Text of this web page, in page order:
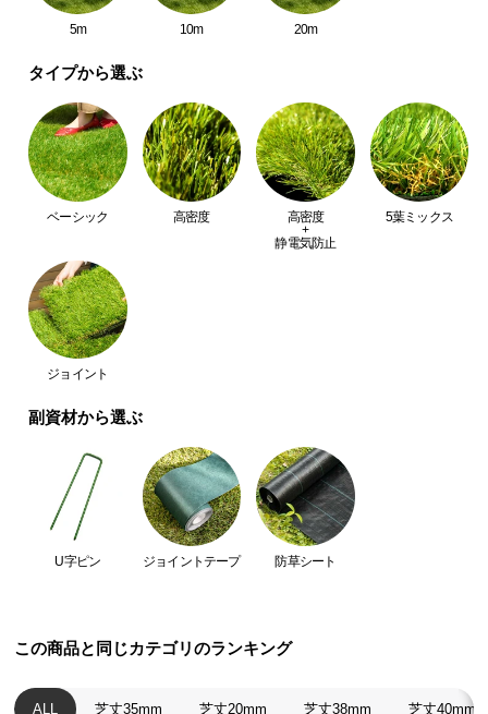
中
品
の
配
送
に
小
型
の
い
梱
置
耐久性抜群なシート生地
シート生地は破れや裂けに強い丈夫な作り。長期間
耐用年数
劣化を防ぐUVカット加工
生地にはUVカット加工を施しており、紫外線による
破れ等の劣化を防止します。
5m 10m 20m
タイプから選ぶ
ベーシック 高密度
高密度
+
静電気防止
5葉ミックス
ジョイント
副資材から選ぶ
U字ピン ジョイントテープ 防草シート
この商品と同じカテゴリのランキング
ALL 芝丈35mm 芝丈20mm 芝丈38mm 芝丈40mm